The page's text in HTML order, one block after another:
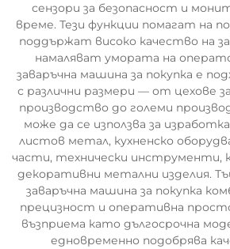
сензори за безопасност и
време. Тези функции помагат на
поддържат високо качество на
намаляват умората на
заваръчна машина за покупка е
с различни размери — от цехове
производство до големи
може да се използва за
листов метал, кухненско
части, технически инструменти,
декоративни метални изделия.
заваръчна машина за покупка
прецизност и оперативна
възприема като дългосрочна
едновременно подобрява